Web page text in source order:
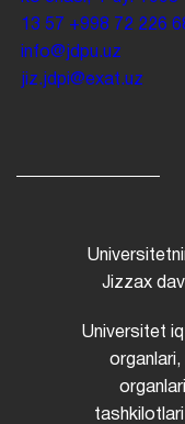
13 57 +998 72 226
info@jdpu.uz
jiz.jdpi@exat.uz
Jizzax
Universitet
organlari,